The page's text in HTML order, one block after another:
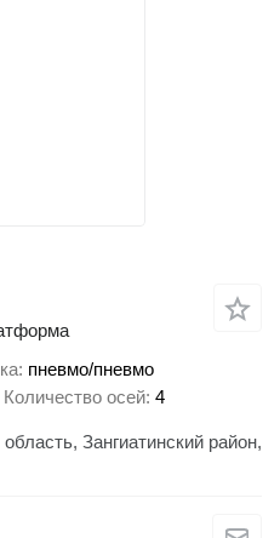
пневмо/пневмо
Количество осей 4
Зангиатинский район,